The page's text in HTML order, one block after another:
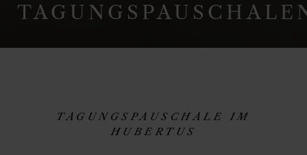
TAGUNGSPAUSCHALE IM
HUBERTUS